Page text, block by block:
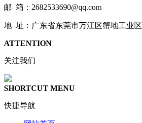
邮 箱：2682533690@qq.com
地 址：广东省东莞市万江区蟹地工业区
ATTENTION
关注我们
SHORTCUT MENU
快捷导航